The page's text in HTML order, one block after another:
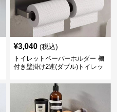
¥3,040 (税込)
トイレットペーパーホルダー 棚
付き壁掛け2連(ダブル)トイレッ